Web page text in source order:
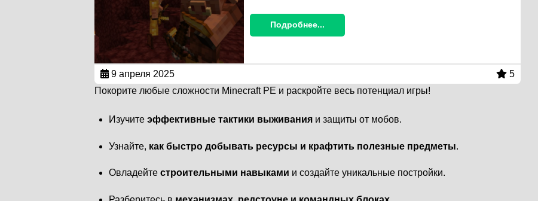
Подробнее...
9 апреля 2025
5
Покорите любые сложности Minecraft PE и раскройте весь потенциал игры!
Изучитеэффективные тактики выживания и защиты от мобов.
Узнайте, как быстро добывать ресурсы и крафтить полезные предметы.
Овладейтестроительными навыками и создайте уникальные постройки.